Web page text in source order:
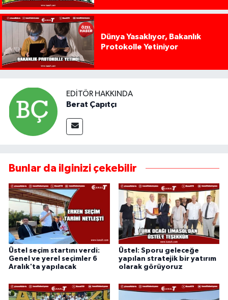
Dünya Yasaklıyor, Bakanlık
Protokolle Yetiniyor
EDITÖR HAKKINDA
Berat Çapıtçı
Bunlar da ilginizi çekebilir
Üstel seçim startını verdi:
Genel ve yerel seçimler 6
Aralık'ta yapılacak
Üstel: Sporu geleceğe
yapılan stratejik bir yatırım
olarak görüyoruz